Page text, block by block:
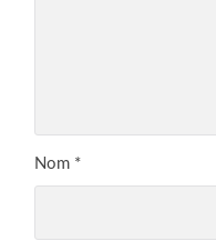
Nom *